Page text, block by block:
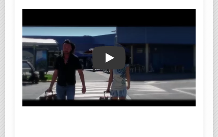
Lire la vidéo YouTube